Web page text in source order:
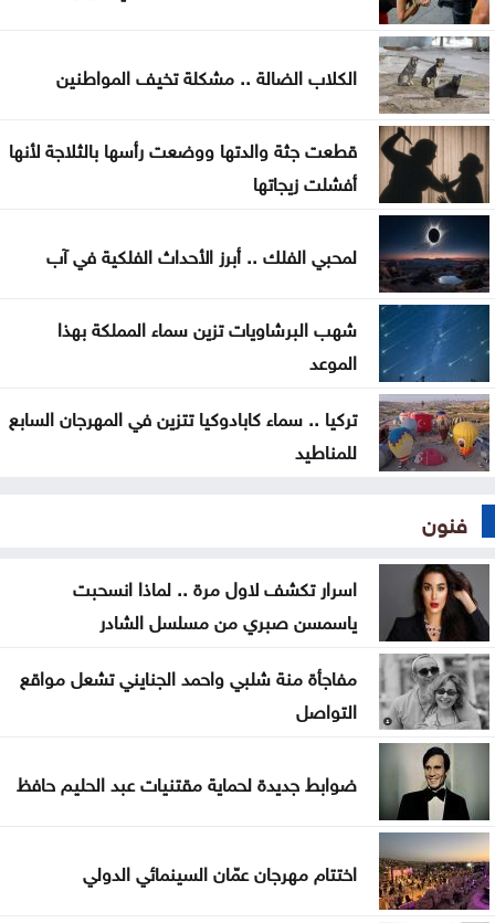
ترامب يوقع أمرا تنفيذيا يهدف لتقييد حق اكتساب
الجنسية الأميركية بالولادة
هجمات حوثية
الكلاب الضالة .. مشكلة تخيف المواطنين
قطعت جثة والدتها ووضعت رأسها بالثلاجة لأنها
أفشلت زيجاتها
لمحبي الفلك .. أبرز الأحداث الفلكية في آب
شهب البرشاويات تزين سماء المملكة بهذا
الموعد
تركيا .. سماء كابادوكيا تتزين في المهرجان السابع
للمناطيد
فنون
اسرار تكشف لاول مرة .. لماذا انسحبت
ياسمسن صبري من مسلسل الشادر
مفاجأة منة شلبي واحمد الجنايني تشعل مواقع
التواصل
ضوابط جديدة لحماية مقتنيات عبد الحليم حافظ
اختتام مهرجان عمّان السينمائي الدولي